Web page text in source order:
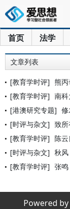
首页 法学
文章列表
[教育学时评] 熊丙
[教育学时评] 南
[港澳研究专题] 修
[时评与杂文] 致
[教育学时评] 陈
[时评与杂文] 秋
[教育学时评] 张
Powered